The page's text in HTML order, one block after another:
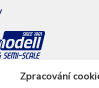
286 674Zpracování